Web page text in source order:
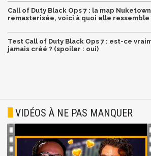
Call of Duty Black Ops 7 : la map
remasterisée, voici à quoi elle ressemble
Test Call of Duty Black Ops 7 : est-ce
jamais créé ? (spoiler : oui)
VIDÉOS À NE PAS MANQUER